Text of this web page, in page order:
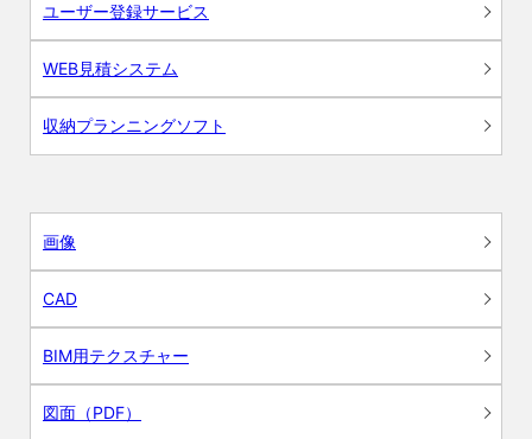
ユーザー登録サービス
WEB見積システム
収納プランニングソフト
画像
CAD
BIM用テクスチャー
図面（PDF）